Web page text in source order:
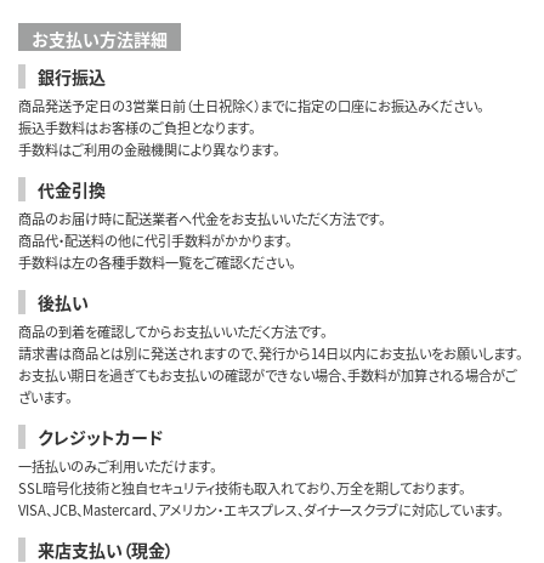
お支払い方法詳細
銀行振込
商品発送予定日の3営業日前（土日祝除く）までに指定の口座にお振込みください。
振込手数料はお客様のご負担となります。
手数料はご利用の金融機関により異なります。
代金引換
商品のお届け時に配送業者へ代金をお支払いいただく方法です。
商品代・配送料の他に代引手数料がかかります。
手数料は左の各種手数料一覧をご確認ください。
後払い
商品の到着を確認してからお支払いいただく方法です。
請求書は商品とは別に発送されますので、発行から14日以内にお支払いをお願いします。
お支払い期日を過ぎてもお支払いの確認ができない場合、手数料が加算される場合がご
ざいます。
クレジットカード
一括払いのみご利用いただけます。
SSL暗号化技術と独自セキュリティ技術も取入れており、万全を期しております。
VISA、JCB、Mastercard、アメリカン・エキスプレス、ダイナースクラブに対応しています。
来店支払い（現金）